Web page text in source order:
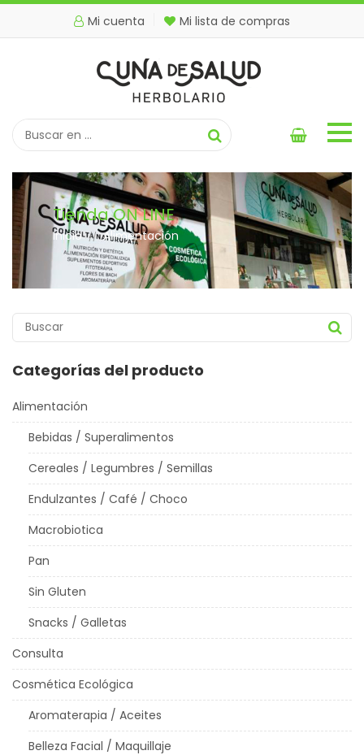
Mi cuenta Mi lista de compras
Tienda ON LINE
Inicio // Alimentación
Categorías del producto
Alimentación
Bebidas / Superalimentos
Cereales / Legumbres / Semillas
Endulzantes / Café / Choco
Macrobiotica
Pan
Sin Gluten
Snacks / Galletas
Consulta
Cosmética Ecológica
Aromaterapia / Aceites
Belleza Facial / Maquillaje